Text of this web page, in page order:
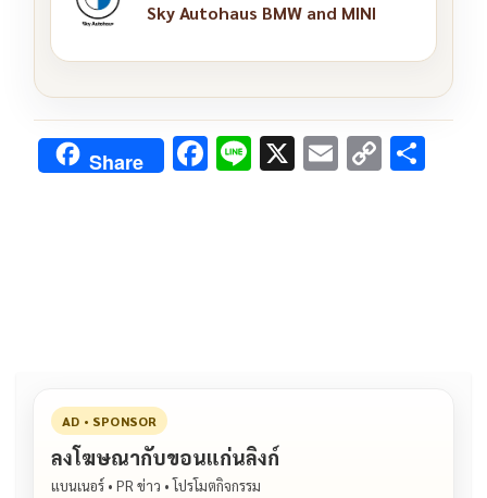
Sky Autohaus BMW and MINI
Share F Li X E C
AD • SPONSOR
ลงโฆษณากับขอนแก่นลิงก์
แบนเนอร์ • PR ข่าว • โปรโมตกิจกรรม